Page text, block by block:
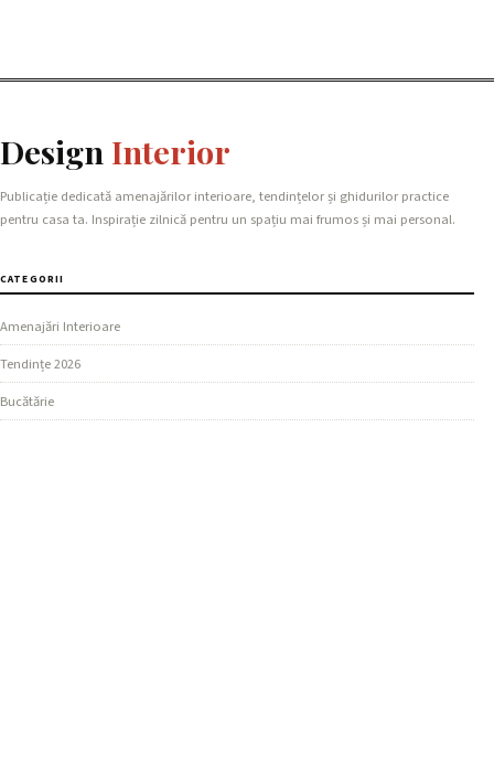
Design Interior
Publicație dedicată amenajărilor interioare, tendințelor și ghidurilor practice
pentru casa ta. Inspirație zilnică pentru un spațiu mai frumos și mai personal.
CATEGORII
Amenajări Interioare
Tendințe 2026
Bucătărie